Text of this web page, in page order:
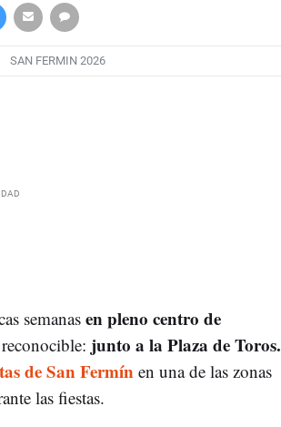
SAN FERMIN 2026
semanasen pleno centro de
junto a la Plaza de Toros.
de San Fermín en una de las zonas
las fiestas.